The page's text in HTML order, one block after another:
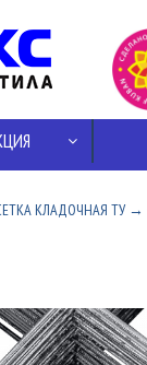
КЛАДОЧНАЯ ТУ →